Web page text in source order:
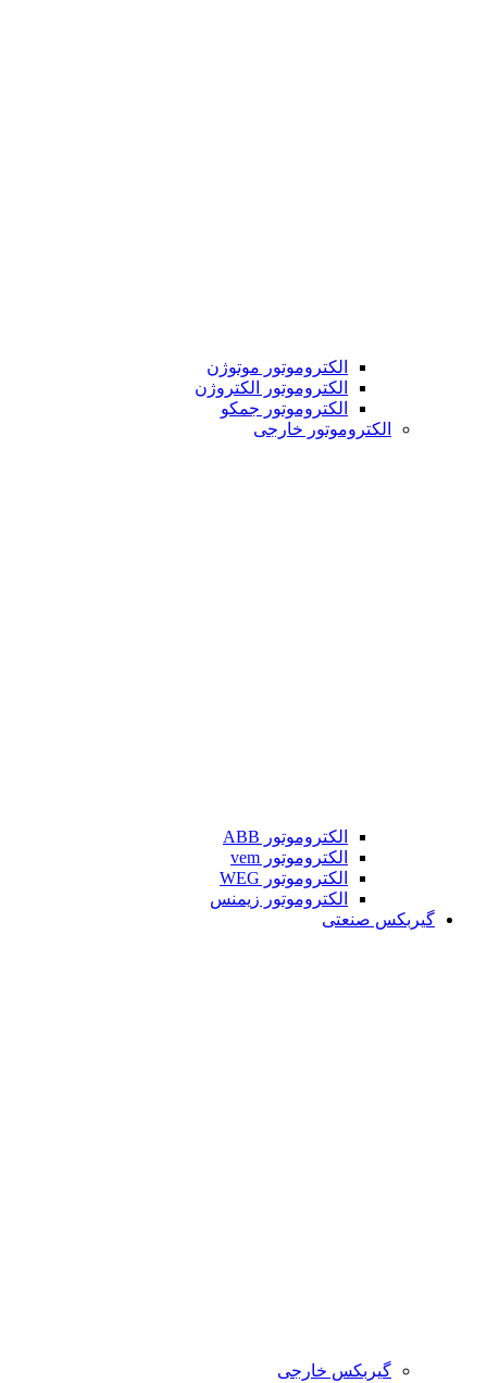
الکتروموتور موتوژن
الکتروموتور الکتروژن
الکتروموتور جمکو
الکتروموتور خارجی
الکتروموتور ABB
الکتروموتور vem
الکتروموتور WEG
الکتروموتور زیمنس
گیربکس صنعتی
گیربکس خارجی